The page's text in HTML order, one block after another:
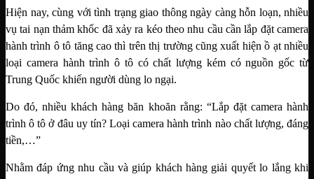
Hiện nay, cùng với tình trạng giao thông ngày càng hỗn loạn, nhiều
vụ tai nạn thảm khốc đã xảy ra kéo theo nhu cầu cần lắp đặt camera
hành trình ô tô tăng cao thì trên thị trường cũng xuất hiện ồ ạt nhiều
loại camera hành trình ô tô có chất lượng kém có nguồn gốc từ
Trung Quốc khiến người dùng lo ngại.
Do đó, nhiều khách hàng băn khoăn rằng: “Lắp đặt camera hành
trình ô tô ở đâu uy tín? Loại camera hành trình nào chất lượng, đáng
tiền,…”
Nhằm đáp ứng nhu cầu và giúp khách hàng giải quyết lo lắng khi